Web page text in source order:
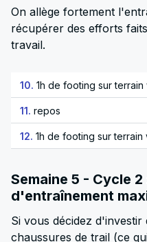
On allège fortement
récupérer des efforts
travail.
10. 1h de footing sur terrain
11. repos
12. 1h de footing sur terrain
Semaine 5 - Cycle
d'entraînement
Si vous décidez d'investir
chaussures de trail (ce